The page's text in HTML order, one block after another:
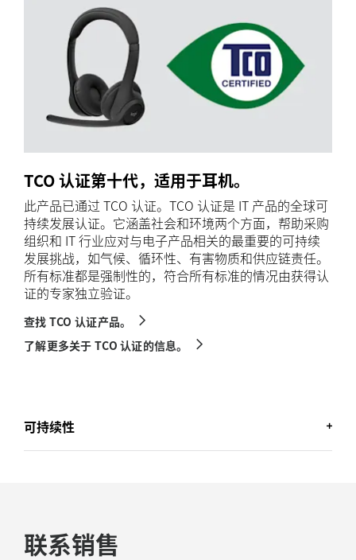
TCO 认证第十代，适用于耳机。
此产品已通过 TCO 认证。TCO 认证是 IT 产品的全球可
持续发展认证。它涵盖社会和环境两个方面，帮助采购
组织和 IT 行业应对与电子产品相关的最重要的可持续
发展挑战，如气候、循环性、有害物质和供应链责任。
所有标准都是强制性的，符合所有标准的情况由获得认
证的专家独立验证。
查找 TCO 认证产品。
了解更多关于 TCO 认证的信息。
可持续性
塑料应该回收利用
联系销售